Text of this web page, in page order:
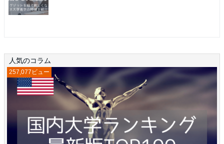
人気のコラム
257,077ビュー